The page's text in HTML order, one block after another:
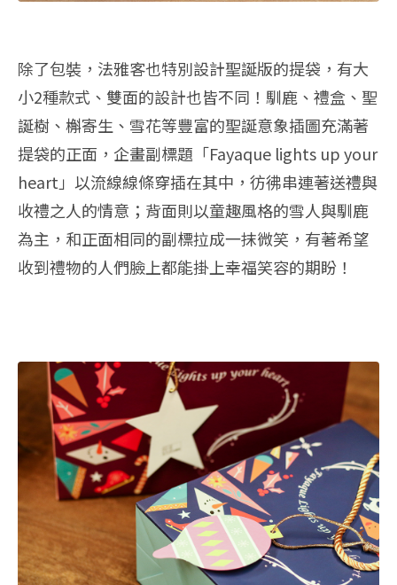
除了包裝，法雅客也特別設計聖誕版的提袋，有大
小2種款式、雙面的設計也皆不同！馴鹿、禮盒、聖
誕樹、槲寄生、雪花等豐富的聖誕意象插圖充滿著
提袋的正面，企畫副標題「Fayaque lights up your
heart」以流線線條穿插在其中，彷彿串連著送禮與
收禮之人的情意；背面則以童趣風格的雪人與馴鹿
為主，和正面相同的副標拉成一抹微笑，有著希望
收到禮物的人們臉上都能掛上幸福笑容的期盼！